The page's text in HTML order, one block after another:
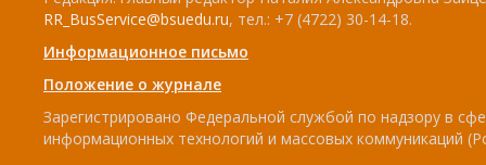
RR_BusService@bsuedu.ru, тел.: +7 (4722) 30-14-18.
Информационное письмо
Положение о журнале
Зарегистрировано Федеральной службой по надзору в
информационных технологий и массовых коммуникаций